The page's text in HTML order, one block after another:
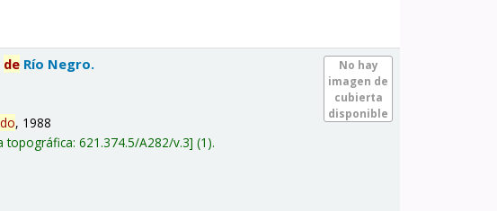
No hay
imagen de
cubierta
disponible
de Río Negro.
, 1988
topográfica:621.374.5/A282/v.3 (1).